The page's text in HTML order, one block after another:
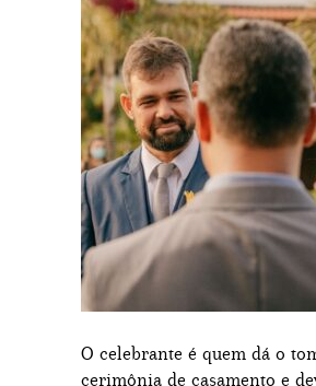
O celebrante é quem dá o
cerimônia de casamento e